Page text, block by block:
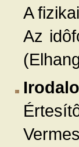
A
Az